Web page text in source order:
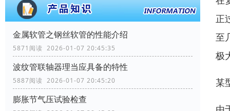
金属软管之钢丝软管的性能介绍
5871阅读 2026-01-07 20:45:35
波纹管联轴器理当应具备的特性
5887阅读 2026-01-07 20:45:20
膨胀节气压试验检查
正
至
极
某